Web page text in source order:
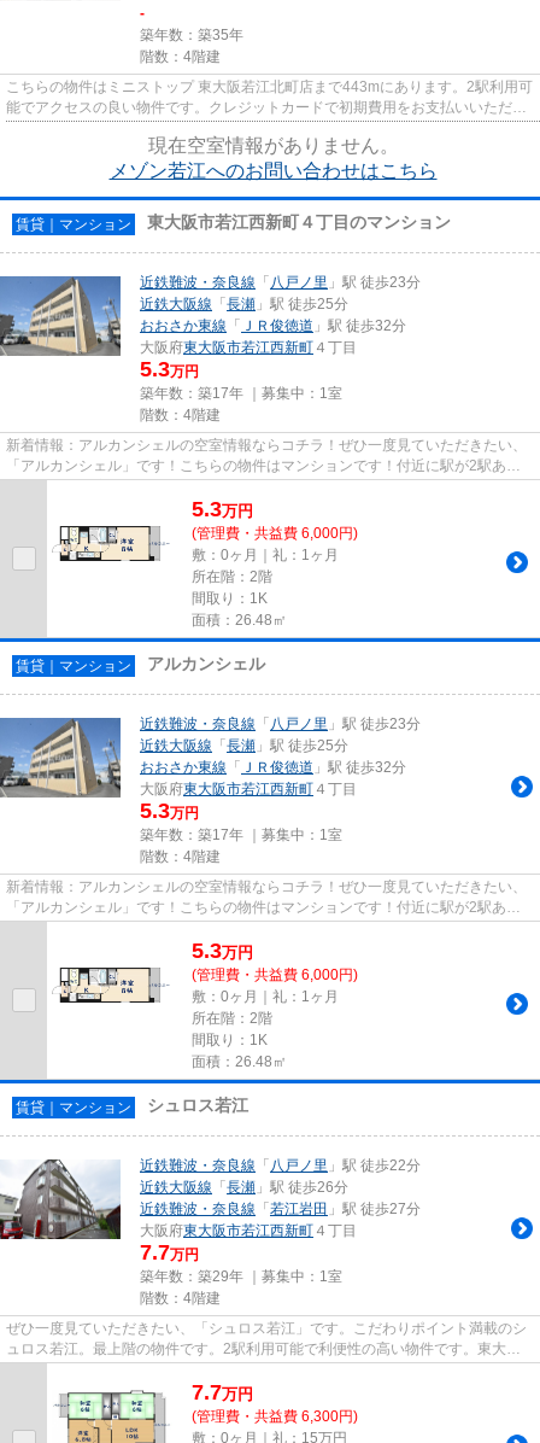
-
築年数：築35年
階数：4階建
こちらの物件はミニストップ 東大阪若江北町店まで443mにあります。2駅利用可
能でアクセスの良い物件です。クレジットカードで初期費用をお支払いいただけ
る物件です。駅まで徒歩13分...
現在空室情報がありません。
メゾン若江へのお問い合わせはこちら
賃貸｜マンション 東大阪市若江西新町４丁目のマンション
近鉄難波・奈良線 「 八戸ノ里 」駅 徒歩23分
近鉄大阪線 「長瀬 」駅 徒歩25分
おおさか東線 「 ＪＲ俊徳道 」駅 徒歩32分
大阪府東大阪市若江西新町 ４丁目
5.3万円
築年数：築17年 ｜募集中： 1室
階数：4階建
新着情報：アルカンシェルの空室情報ならコチラ！ぜひ一度見ていただきたい、
「アルカンシェル」です！こちらの物件はマンションです！付近に駅が2駅あ
り、行き先に応じて使い分けがで...
5.3万円
(管理費・共益費 6,000円)
敷：0ヶ月｜礼：1ヶ月
所在階：2階
間取り：1K
面積：26.48㎡
賃貸｜マンション アルカンシェル
近鉄難波・奈良線 「 八戸ノ里 」駅 徒歩23分
近鉄大阪線 「長瀬 」駅 徒歩25分
おおさか東線 「 ＪＲ俊徳道 」駅 徒歩32分
大阪府東大阪市若江西新町 ４丁目
5.3万円
築年数：築17年 ｜募集中： 1室
階数：4階建
新着情報：アルカンシェルの空室情報ならコチラ！ぜひ一度見ていただきたい、
「アルカンシェル」です！こちらの物件はマンションです！付近に駅が2駅あ
り、行き先に応じて使い分けがで...
5.3万円
(管理費・共益費 6,000円)
敷：0ヶ月｜礼：1ヶ月
所在階：2階
間取り：1K
面積：26.48㎡
賃貸｜マンション シュロス若江
近鉄難波・奈良線 「 八戸ノ里 」駅 徒歩22分
近鉄大阪線 「長瀬 」駅 徒歩26分
近鉄難波・奈良線 「若江岩田 」駅 徒歩27分
大阪府東大阪市若江西新町 ４丁目
7.7万円
築年数：築29年 ｜募集中： 1室
階数：4階建
ぜひ一度見ていただきたい、「シュロス若江」です。こだわりポイント満載のシ
ュロス若江。最上階の物件です。2駅利用可能で利便性の高い物件です。東大阪
市エリアと近鉄難波・奈良線八...
7.7万円
(管理費・共益費 6,300円)
敷：0ヶ月｜礼：15万円